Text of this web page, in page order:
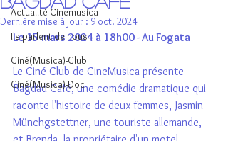
Actualité Cinemusica
Ils parlent de nous
Ciné(Musica)-Club
Ciné(Musica)-Doc
Dernière mise à jour : 9 oct. 2024
Le 15 mars 2024 à 18h00 - Au Fogata
Le Ciné-Club de CineMusica présente
Bagdad Café, une comédie dramatique qui
raconte l'histoire de deux femmes, Jasmin
Münchgstettner, une touriste allemande,